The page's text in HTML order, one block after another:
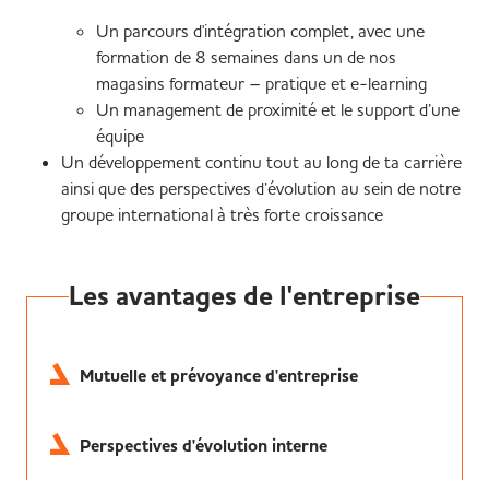
Un parcours d'intégration complet, avec une
formation de 8 semaines dans un de nos
magasins formateur – pratique et e-learning
Un management de proximité et le support d’une
équipe
Un développement continu tout au long de ta carrière
ainsi que des perspectives d’évolution au sein de notre
groupe international à très forte croissance
Les avantages de l'entreprise
Mutuelle et prévoyance d'entreprise
Perspectives d'évolution interne